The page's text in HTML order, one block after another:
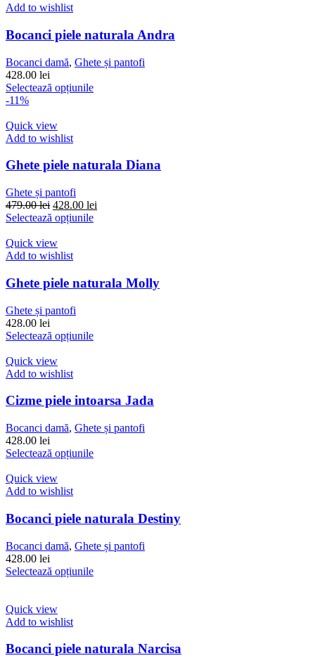
Add to wishlist
Bocanci piele naturala Andra
Bocanci damă, Ghete și pantofi
428.00 lei
Selectează opțiunileAcest
Opțiunile
alese
în
pagina
-11%
Quick view
Add to wishlist
Ghete piele naturala Diana
Ghete și pantofi
479.00lei Prețul
inițial
fost:
479.00 lei.
428.00 lei
Selectează opțiunileAcest
variații.
Opțiunile
în
Quick view
Add to wishlist
Ghete piele naturala Molly
Ghete și pantofi
428.00 lei
Selectează opțiunileAcest
variații.
pot
fi
în
Quick view
Add to wishlist
Cizme piele intoarsa Jada
Bocanci damă, Ghete și pantofi
428.00 lei
Selectează opțiunileAcest
variații.
Opțiunile
pot
fi
în
Quick view
Add to wishlist
Bocanci piele naturala Destiny
Bocanci damă, Ghete și pantofi
428.00 lei
Selectează opțiunileAcest
Opțiunile
Quick view
Add to wishlist
Bocanci piele naturala Narcisa